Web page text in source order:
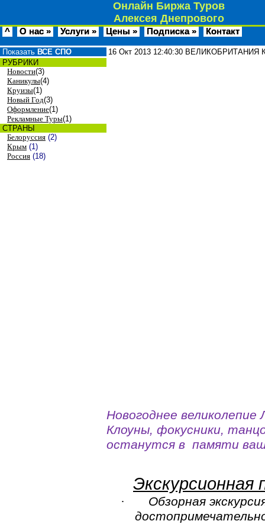
Онлайн Биржа Туров
Алексея Днепрового
^ О нас » Услуги » Цены » Подписка » Контакт
Показать ВСЕ СПО
РУБРИКИ
Новости(3)
Каникулы(4)
Круизы(1)
Новый Год(3)
Оформление(1)
Рекламные Туры(1)
СТРАНЫ
Белоруссия (2)
Крым (1)
Россия (18)
16 Окт 2013 12:40:30 ВЕЛИКОБРИТАНИЯ
Новогоднее
Клоуны, фокусники,
останутся в памяти
Экскурсионная
·
Обзорная